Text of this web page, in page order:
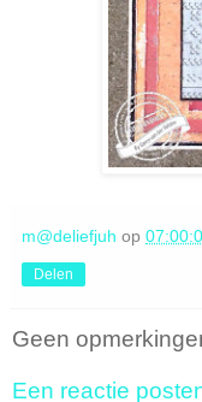
m@deliefjuh op
Delen
Geen
Een reactie